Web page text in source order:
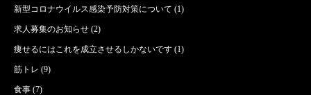
新型コロナウイルス感染予防対策について (1)
求人募集のお知らせ (2)
痩せるにはこれを成立させるしかないです (1)
筋トレ (9)
食事 (7)